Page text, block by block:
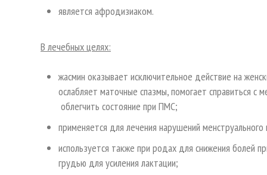
является афродизиаком.
В лечебных целях:
жасмин оказывает исключительное действие на
ослабляет маточные спазмы, помогает справиться с
облегчить состояние при ПМС;
применяется для лечения нарушений менструального
используется также при родах для снижения болей
грудью для усиления лактации;